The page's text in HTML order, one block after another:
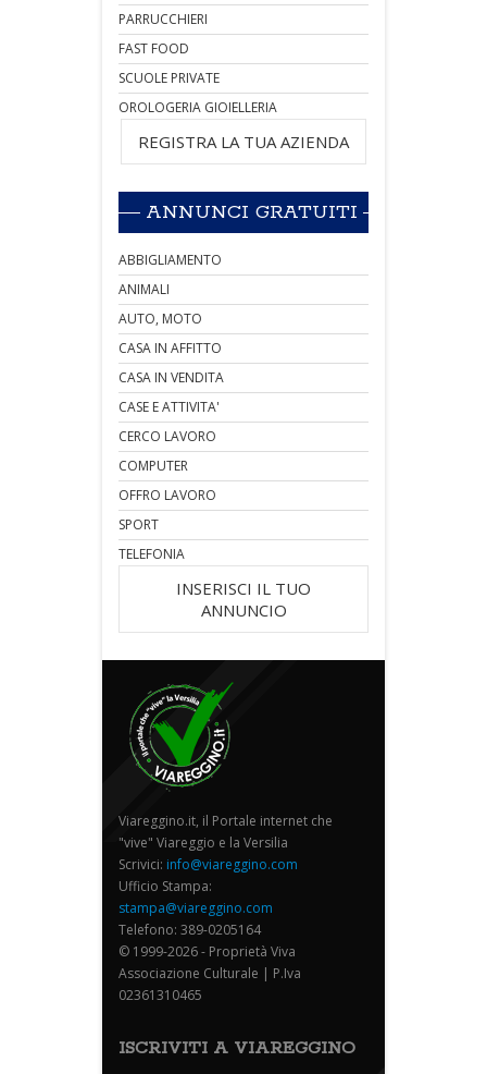
PARRUCCHIERI
FAST FOOD
SCUOLE PRIVATE
OROLOGERIA GIOIELLERIA
REGISTRA LA TUA AZIENDA
ANNUNCI GRATUITI
ABBIGLIAMENTO
ANIMALI
AUTO, MOTO
CASA IN AFFITTO
CASA IN VENDITA
CASE E ATTIVITA'
CERCO LAVORO
COMPUTER
OFFRO LAVORO
SPORT
TELEFONIA
INSERISCI IL TUO
ANNUNCIO
Viareggino.it, il Portale internet che
"vive" Viareggio e la Versilia
Scrivici: info@viareggino.com
Ufficio Stampa:
stampa@viareggino.com
Telefono: 389-0205164
© 1999-2026 - Proprietà Viva
Associazione Culturale | P.Iva
02361310465
ISCRIVITI A VIAREGGINO